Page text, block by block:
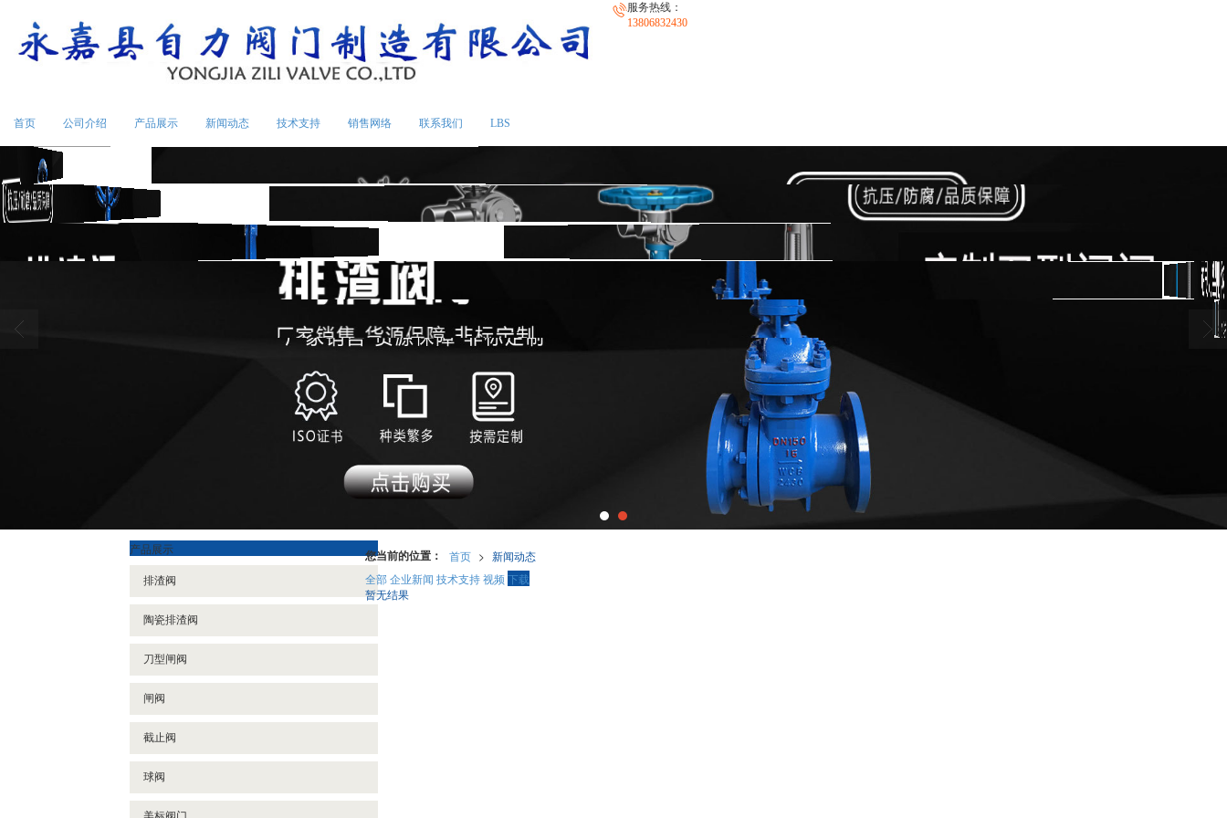
服务热线：
13806832430
首页 公司介绍 产品展示 新闻动态 技术支持 销售网络 联系我们 LBS
您当前的位置： 首页 > 新闻动态
全部 企业新闻 技术支持 视频 下载
暂无结果
产品展示
排渣阀
陶瓷排渣阀
刀型闸阀
闸阀
截止阀
球阀